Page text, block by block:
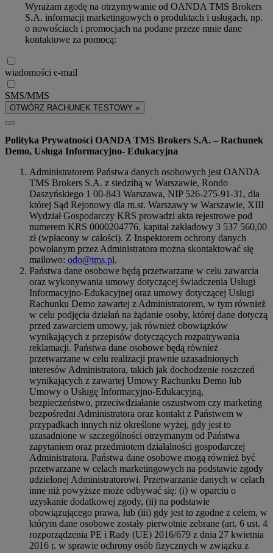
Wyrażam zgodę na otrzymywanie od OANDA TMS Brokers
S.A. informacji marketingowych o produktach i usługach, np.
o nowościach i promocjach na podane przeze mnie dane
kontaktowe za pomocą:
wiadomości e-mail
SMS/MMS
OTWÓRZ RACHUNEK TESTOWY »
Polityka Prywatności OANDA TMS Brokers S.A. – Rachunek
Demo, Usługa Informacyjno- Edukacyjna
Administratorem Państwa danych osobowych jest OANDA
TMS Brokers S.A. z siedzibą w Warszawie, Rondo
Daszyńskiego 1 00-843 Warszawa, NIP 526-275-91-31, dla
której Sąd Rejonowy dla m.st. Warszawy w Warszawie, XIII
Wydział Gospodarczy KRS prowadzi akta rejestrowe pod
numerem KRS 0000204776, kapitał zakładowy 3 537 560,00
zł (wpłacony w całości). Z Inspektorem ochrony danych
powołanym przez Administratora można skontaktować się
mailowo: odo@tms.pl.
Państwa dane osobowe będą przetwarzane w celu zawarcia
oraz wykonywania umowy dotyczącej świadczenia Usługi
Informacyjno-Edukacyjnej oraz umowy dotyczącej Usługi
Rachunku Demo zawartej z Administratorem, w tym również
w celu podjęcia działań na żądanie osoby, której dane dotyczą
przed zawarciem umowy, jak również obowiązków
wynikających z przepisów dotyczących rozpatrywania
reklamacji. Państwa dane osobowe będą również
przetwarzane w celu realizacji prawnie uzasadnionych
interesów Administratora, takich jak dochodzenie roszczeń
wynikających z zawartej Umowy Rachunku Demo lub
Umowy o Usługę Informacyjno-Edukacyjną,
bezpieczeństwo, przeciwdziałanie oszustwom czy marketing
bezpośredni Administratora oraz kontakt z Państwem w
przypadkach innych niż określone wyżej, gdy jest to
uzasadnione w szczególności otrzymanym od Państwa
zapytaniem oraz przedmiotem działalności gospodarczej
Administratora. Państwa dane osobowe mogą również być
przetwarzane w celach marketingowych na podstawie zgody
udzielonej Administratorowi. Przetwarzanie danych w celach
inne niż powyższe może odbywać się: (i) w oparciu o
uzyskanie dodatkowej zgody, (ii) na podstawie
obowiązującego prawa, lub (iii) gdy jest to zgodne z celem, w
którym dane osobowe zostały pierwotnie zebrane (art. 6 ust. 4
rozporządzenia PE i Rady (UE) 2016/679 z dnia 27 kwietnia
2016 r. w sprawie ochrony osób fizycznych w związku z